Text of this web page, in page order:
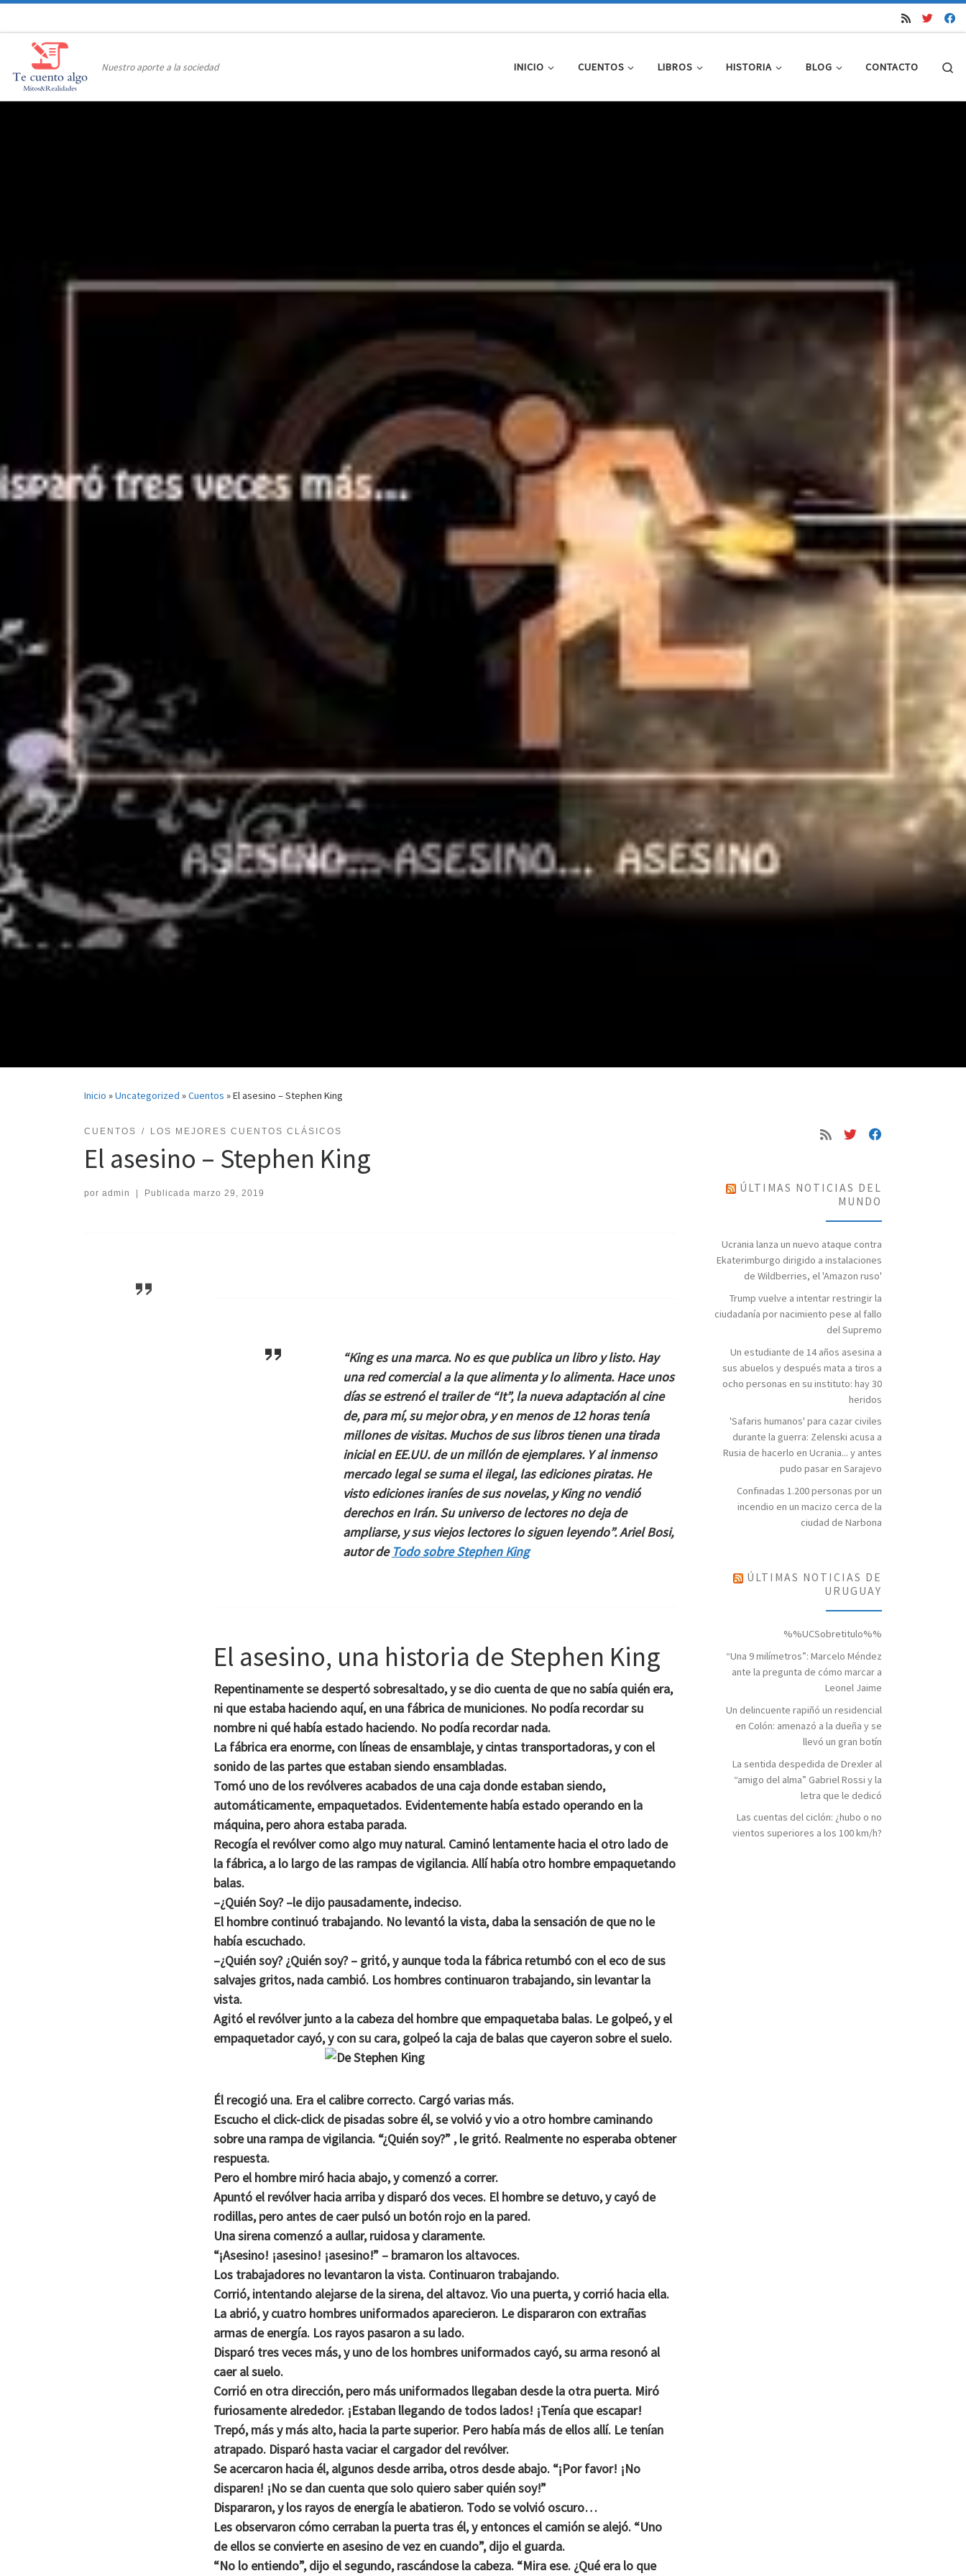
Nuestro aporte a la sociedad INICIO CUENTOS LIBROS HISTORIA BLOG CONTACTO
Inicio »Uncategorized »Cuentos »El asesino – Stephen King
CUENTOS LOS MEJORES CUENTOS CLÁSICOS
El asesino – Stephen King
por admin Publicada marzo 29, 2019
“King es una marca. No es que publica un libro y listo. Hay
una red comercial a la que alimenta y lo alimenta. Hace unos
días se estrenó el trailer de “It”, la nueva adaptación al cine
de, para mí, su mejor obra, y en menos de 12 horas tenía
millones de visitas. Muchos de sus libros tienen una tirada
inicial en EE.UU. de un millón de ejemplares. Y al inmenso
mercado legal se suma el ilegal, las ediciones piratas. He
visto ediciones iraníes de sus novelas, y King no vendió
derechos en Irán. Su universo de lectores no deja de
ampliarse, y sus viejos lectores lo siguen leyendo”. Ariel Bosi,
autor de Todo sobre Stephen King
El asesino, una historia de Stephen King
Repentinamente se despertó sobresaltado, y se dio cuenta de que no sabía quién era,
ni que estaba haciendo aquí, en una fábrica de municiones. No podía recordar su
nombre ni qué había estado haciendo. No podía recordar nada.
La fábrica era enorme, con líneas de ensamblaje, y cintas transportadoras, y con el
sonido de las partes que estaban siendo ensambladas.
Tomó uno de los revólveres acabados de una caja donde estaban siendo,
automáticamente, empaquetados. Evidentemente había estado operando en la
máquina, pero ahora estaba parada.
Recogía el revólver como algo muy natural. Caminó lentamente hacia el otro lado de
la fábrica, a lo largo de las rampas de vigilancia. Allí había otro hombre empaquetando
balas.
–¿Quién Soy? –le dijo pausadamente, indeciso.
El hombre continuó trabajando. No levantó la vista, daba la sensación de que no le
había escuchado.
–¿Quién soy? ¿Quién soy? – gritó, y aunque toda la fábrica retumbó con el eco de sus
salvajes gritos, nada cambió. Los hombres continuaron trabajando, sin levantar la
vista.
Agitó el revólver junto a la cabeza del hombre que empaquetaba balas. Le golpeó, y el
empaquetador cayó, y con su cara, golpeó la caja de balas que cayeron sobre el suelo.
Él recogió una. Era el calibre correcto. Cargó varias más.
Escucho el click-click de pisadas sobre él, se volvió y vio a otro hombre caminando
sobre una rampa de vigilancia. “¿Quién soy?” , le gritó. Realmente no esperaba obtener
respuesta.
Pero el hombre miró hacia abajo, y comenzó a correr.
Apuntó el revólver hacia arriba y disparó dos veces. El hombre se detuvo, y cayó de
rodillas, pero antes de caer pulsó un botón rojo en la pared.
Una sirena comenzó a aullar, ruidosa y claramente.
“¡Asesino! ¡asesino! ¡asesino!” – bramaron los altavoces.
Los trabajadores no levantaron la vista. Continuaron trabajando.
Corrió, intentando alejarse de la sirena, del altavoz. Vio una puerta, y corrió hacia ella.
La abrió, y cuatro hombres uniformados aparecieron. Le dispararon con extrañas
armas de energía. Los rayos pasaron a su lado.
Disparó tres veces más, y uno de los hombres uniformados cayó, su arma resonó al
caer al suelo.
Corrió en otra dirección, pero más uniformados llegaban desde la otra puerta. Miró
furiosamente alrededor. ¡Estaban llegando de todos lados! ¡Tenía que escapar!
Trepó, más y más alto, hacia la parte superior. Pero había más de ellos allí. Le tenían
atrapado. Disparó hasta vaciar el cargador del revólver.
Se acercaron hacia él, algunos desde arriba, otros desde abajo. “¡Por favor! ¡No
disparen! ¡No se dan cuenta que solo quiero saber quién soy!”
Dispararon, y los rayos de energía le abatieron. Todo se volvió oscuro…
Les observaron cómo cerraban la puerta tras él, y entonces el camión se alejó. “Uno
de ellos se convierte en asesino de vez en cuando”, dijo el guarda.
“No lo entiendo”, dijo el segundo, rascándose la cabeza. “Mira ese. ¿Qué era lo que
ÚLTIMAS NOTICIAS DEL
MUNDO
Ucrania lanza un nuevo ataque contra
Ekaterimburgo dirigido a instalaciones
de Wildberries, el 'Amazon ruso'
Trump vuelve a intentar restringir la
ciudadanía por nacimiento pese al fallo
del Supremo
Un estudiante de 14 años asesina a
sus abuelos y después mata a tiros a
ocho personas en su instituto: hay 30
heridos
'Safaris humanos' para cazar civiles
durante la guerra: Zelenski acusa a
Rusia de hacerlo en Ucrania... y antes
pudo pasar en Sarajevo
Confinadas 1.200 personas por un
incendio en un macizo cerca de la
ciudad de Narbona
ÚLTIMAS NOTICIAS DE
URUGUAY
%%UCSobretitulo%%
“Una 9 milímetros”: Marcelo Méndez
ante la pregunta de cómo marcar a
Leonel Jaime
Un delincuente rapiñó un residencial
en Colón: amenazó a la dueña y se
llevó un gran botín
La sentida despedida de Drexler al
“amigo del alma” Gabriel Rossi y la
letra que le dedicó
Las cuentas del ciclón: ¿hubo o no
vientos superiores a los 100 km/h?